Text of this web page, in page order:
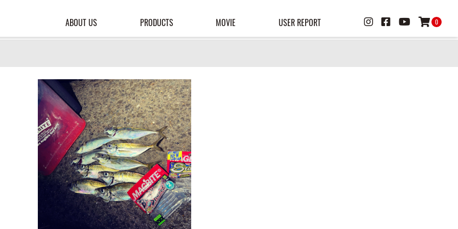
ABOUT US PRODUCTS MOVIE USER REPORT 0